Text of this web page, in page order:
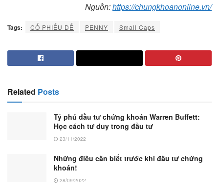
Nguồn:https://chungkhoanonline.vn/
Tags: CỔ PHIẾU DẾ PENNY Small Caps
Related Posts
Tỷ phú đầu tư chứng khoán Warren Buffett:
Học cách tư duy trong đầu tư
23/11/2022
Những điều cần biết trước khi đầu tư chứng
khoán!
28/09/2022